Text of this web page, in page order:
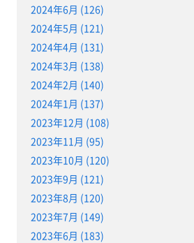
2024年6月 (126)
2024年5月 (121)
2024年4月 (131)
2024年3月 (138)
2024年2月 (140)
2024年1月 (137)
2023年12月 (108)
2023年11月 (95)
2023年10月 (120)
2023年9月 (121)
2023年8月 (120)
2023年7月 (149)
2023年6月 (183)